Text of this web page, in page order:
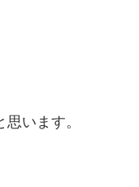
います。